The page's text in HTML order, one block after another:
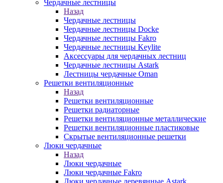
Чердачные лестницы
Назад
Чердачные лестницы
Чердачные лестницы Docke
Чердачные лестницы Fakro
Чердачные лестницы Keylite
Аксессуары для чердачных лестниц
Чердачные лестницы Astark
Лестницы чердачные Oman
Решетки вентиляционные
Назад
Решетки вентиляционные
Решетки радиаторные
Решетки вентиляционные металлические
Решетки вентиляционные пластиковые
Скрытые вентиляционные решетки
Люки чердачные
Назад
Люки чердачные
Люки чердачные Fakro
Люки чердачные деревянные Astark